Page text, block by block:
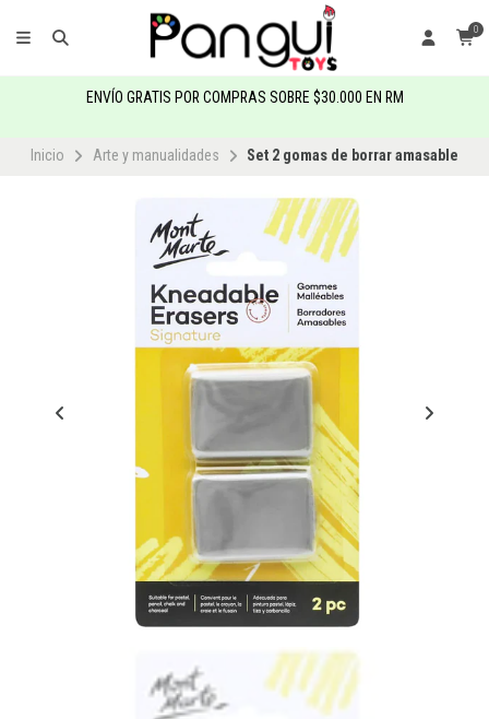
0
ENVÍO GRATIS POR COMPRAS SOBRE $30.000 EN RM
Inicio Arte y manualidades Set 2 gomas de borrar amasable